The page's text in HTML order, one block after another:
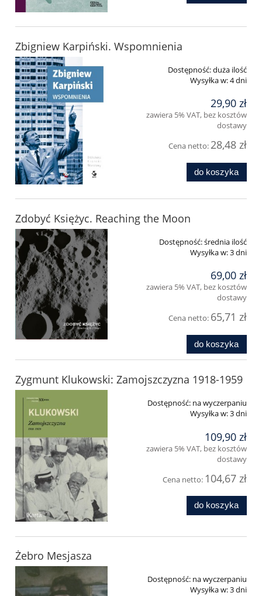
Zbigniew Karpiński. Wspomnienia
Dostępność:duża ilość
Wysyłka w:4 dni
29,90 zł
zawiera 5% VAT, bez kosztów
dostawy
Cena netto: 28,48 zł
do koszyka
Zdobyć Księżyc. Reaching the Moon
Dostępność:średnia ilość
Wysyłka w:3 dni
69,00 zł
zawiera 5% VAT, bez kosztów
dostawy
Cena netto: 65,71 zł
do koszyka
Zygmunt Klukowski: Zamojszczyzna 1918-1959
Dostępność: na wyczerpaniu
Wysyłka w:3 dni
109,90 zł
zawiera 5% VAT, bez kosztów
dostawy
Cena netto: 104,67 zł
do koszyka
Żebro Mesjasza
Dostępność: na wyczerpaniu
Wysyłka w:3 dni